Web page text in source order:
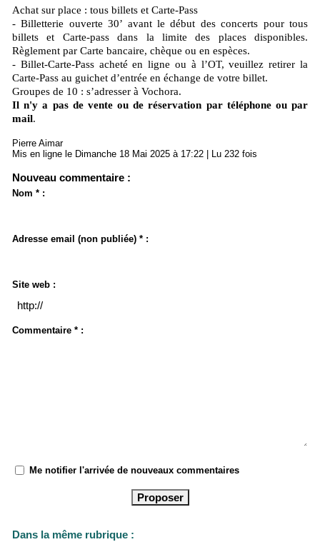
Achat sur place : tous billets et Carte-Pass
- Billetterie ouverte 30’ avant le début des concerts pour tous
billets et Carte-pass dans la limite des places disponibles.
Règlement par Carte bancaire, chèque ou en espèces.
- Billet-Carte-Pass acheté en ligne ou à l’OT, veuillez retirer la
Carte-Pass au guichet d’entrée en échange de votre billet.
Groupes de 10 : s’adresser à Vochora.
Il n'y a pas de vente ou de réservation par téléphone ou par
mail.
Pierre Aimar
Mis en ligne le Dimanche 18 Mai 2025 à 17:22 | Lu 232 fois
Nouveau commentaire :
Nom * :
Adresse email (non publiée) * :
Site web :
Commentaire * :
Me notifier l'arrivée de nouveaux commentaires
Dans la même rubrique :